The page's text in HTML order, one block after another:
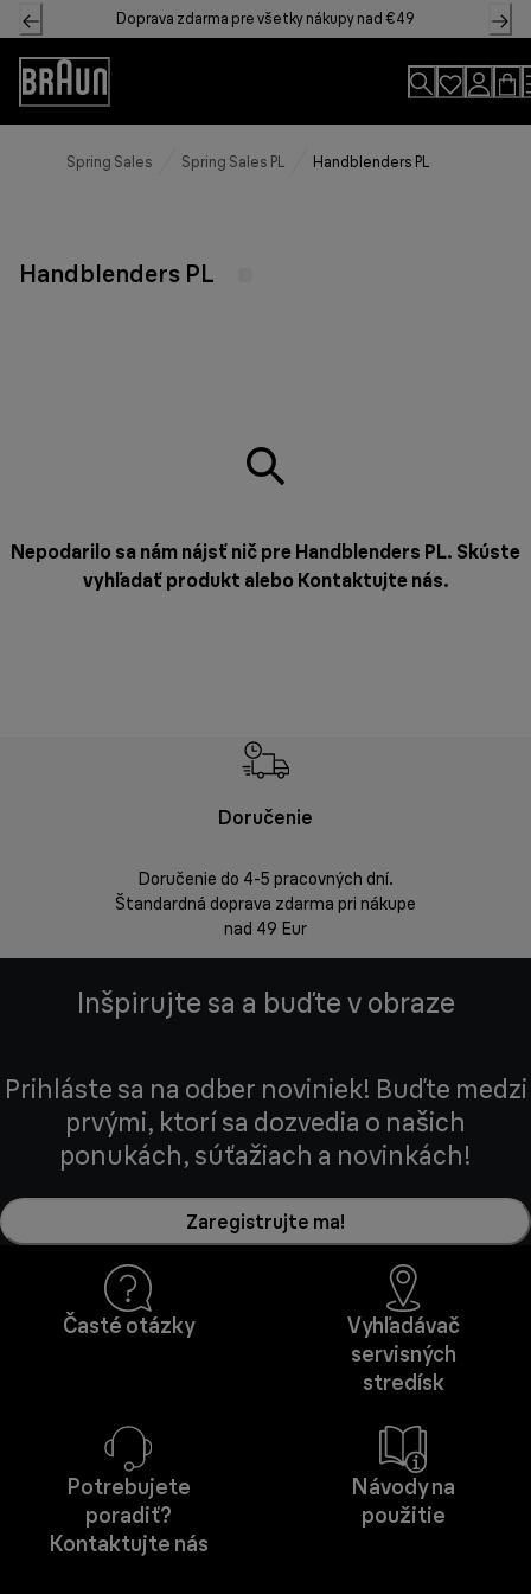
Skip
to
Content
Doprava zdarma pre všetky nákupy nad €49
Accessibility
Statement
Spring Sales Spring Sales PL Handblenders PL
Handblenders PL
Nepodarilo sa nám nájsť nič pre Handblenders PL. Skúste
vyhľadať produkt alebo Kontaktujte nás.
Doručenie
Doručenie do 4-5 pracovných dní.
Štandardná doprava zdarma pri nákupe
nad 49 Eur
Inšpirujte sa a buďte v obraze
Prihláste sa na odber noviniek! Buďte medzi
prvými, ktorí sa dozvedia o našich
ponukách, súťažiach a novinkách!
Zaregistrujte ma!
Časté otázky
Vyhľadávač
servisných
stredísk
Potrebujete
poradiť?
Kontaktujte nás
Návody na
použitie